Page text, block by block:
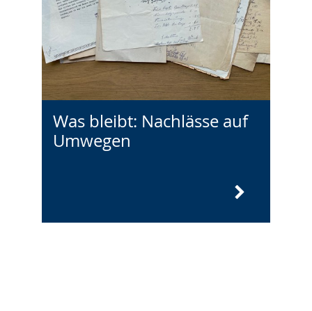
Was bleibt: Nachlässe auf
Umwegen